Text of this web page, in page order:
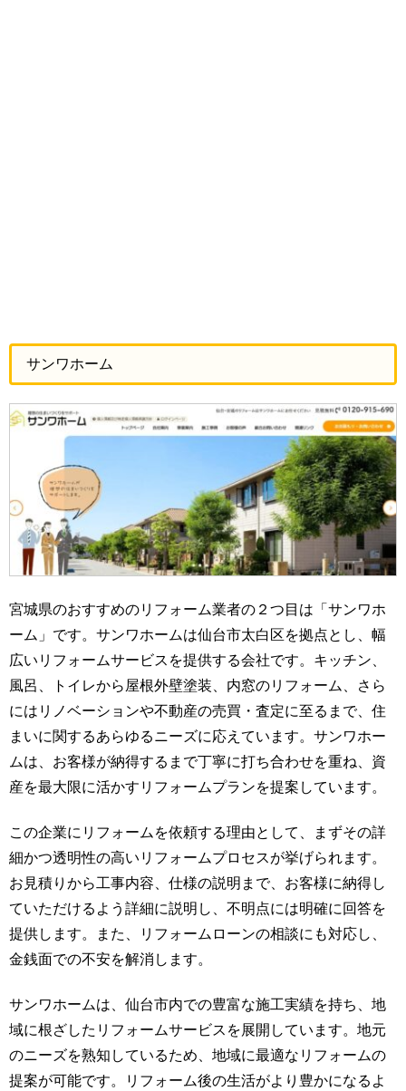
サンワホーム
宮城県のおすすめのリフォーム業者の２つ目は「サンワホ
ーム」です。サンワホームは仙台市太白区を拠点とし、幅
広いリフォームサービスを提供する会社です。キッチン、
風呂、トイレから屋根外壁塗装、内窓のリフォーム、さら
にはリノベーションや不動産の売買・査定に至るまで、住
まいに関するあらゆるニーズに応えています。サンワホー
ムは、お客様が納得するまで丁寧に打ち合わせを重ね、資
産を最大限に活かすリフォームプランを提案しています。
この企業にリフォームを依頼する理由として、まずその詳
細かつ透明性の高いリフォームプロセスが挙げられます。
お見積りから工事内容、仕様の説明まで、お客様に納得し
ていただけるよう詳細に説明し、不明点には明確に回答を
提供します。また、リフォームローンの相談にも対応し、
金銭面での不安を解消します。
サンワホームは、仙台市内での豊富な施工実績を持ち、地
域に根ざしたリフォームサービスを展開しています。地元
のニーズを熟知しているため、地域に最適なリフォームの
提案が可能です。リフォーム後の生活がより豊かになるよ